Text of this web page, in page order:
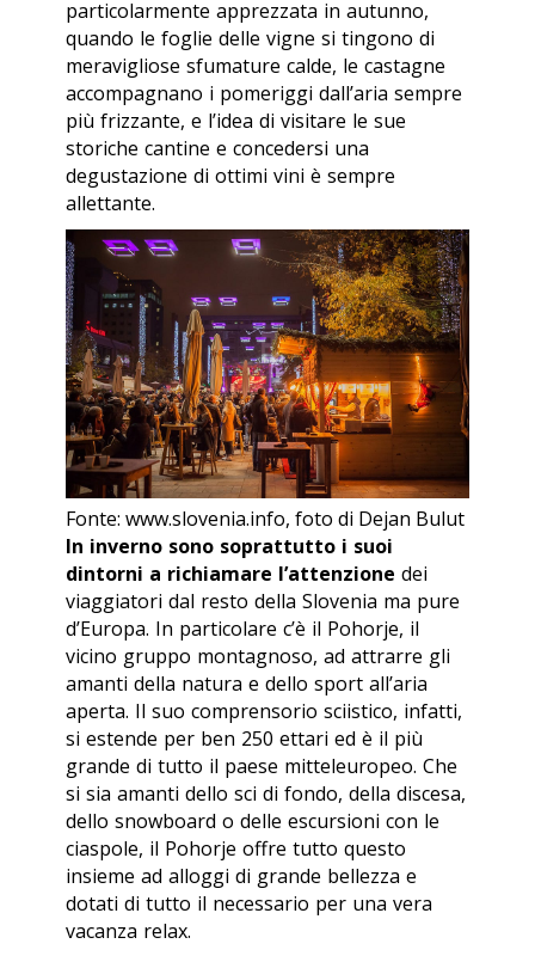
particolarmente apprezzata in autunno,
quando le foglie delle vigne si tingono di
meravigliose sfumature calde, le castagne
accompagnano i pomeriggi dall’aria sempre
più frizzante, e l’idea di visitare le sue
storiche cantine e concedersi una
degustazione di ottimi vini è sempre
allettante.
Fonte: www.slovenia.info, foto di Dejan Bulut
In inverno sono soprattutto i suoi
dintorni a richiamare l’attenzione dei
viaggiatori dal resto della Slovenia ma pure
d’Europa. In particolare c’è il Pohorje, il
vicino gruppo montagnoso, ad attrarre gli
amanti della natura e dello sport all’aria
aperta. Il suo comprensorio sciistico, infatti,
si estende per ben 250 ettari ed è il più
grande di tutto il paese mitteleuropeo. Che
si sia amanti dello sci di fondo, della discesa,
dello snowboard o delle escursioni con le
ciaspole, il Pohorje offre tutto questo
insieme ad alloggi di grande bellezza e
dotati di tutto il necessario per una vera
vacanza relax.